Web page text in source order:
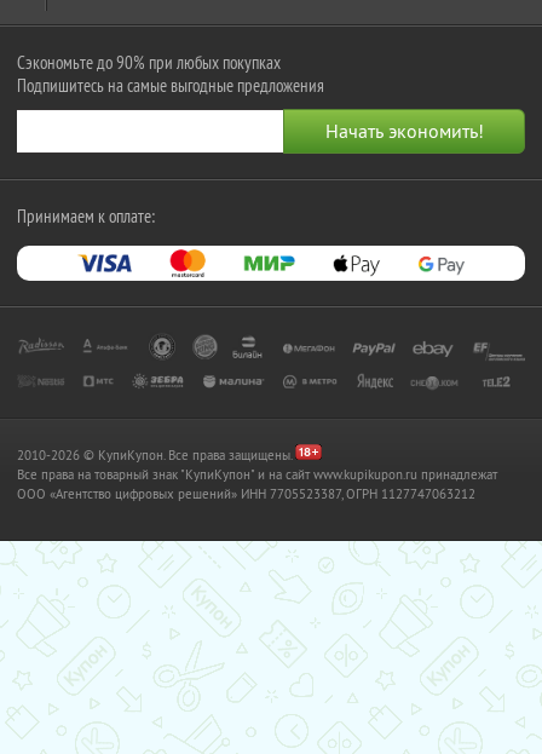
Сэкономьте до 90% при любых покупках
Подпишитесь на самые выгодные предложения
Принимаем к оплате:
2010-2026 © КупиКупон. Все права защищены.
Все права на товарный знак "КупиКупон" и на сайт www.kupikupon.ru принадлежат
OOO «Агентство цифровых решений» ИНН 7705523387, ОГРН 1127747063212